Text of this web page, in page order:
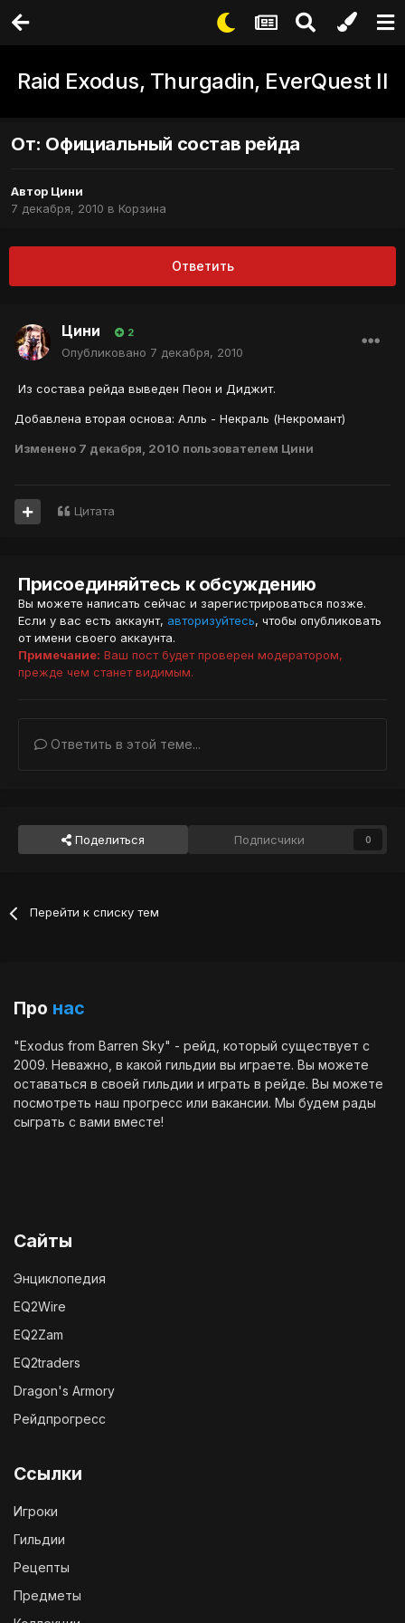
Raid Exodus, Thurgadin, EverQuest II
От: Официальный состав рейда
Автор Цини
7 декабря, 2010 в Корзина
Ответить
Цини 2
Опубликовано 7 декабря, 2010
Из состава рейда выведен Пеон и Диджит.
Добавлена вторая основа: Алль - Некраль (Некромант)
Изменено 7 декабря, 2010 пользователем Цини
Цитата
Присоединяйтесь к обсуждению
Вы можете написать сейчас и зарегистрироваться позже.
Если у вас есть аккаунт, авторизуйтесь, чтобы опубликовать
от имени своего аккаунта.
Примечание: Ваш пост будет проверен модератором,
прежде чем станет видимым.
Ответить в этой теме...
Поделиться Подписчики 0
Перейти к списку тем
Про нас
"Exodus from Barren Sky" - рейд, который существует с
2009. Неважно, в какой гильдии вы играете. Вы можете
оставаться в своей гильдии и играть в рейде. Вы можете
посмотреть наш прогресс или вакансии. Мы будем рады
сыграть с вами вместе!
Сайты
Энциклопедия
EQ2Wire
EQ2Zam
EQ2traders
Dragon's Armory
Рейдпрогресс
Ссылки
Игроки
Гильдии
Рецепты
Предметы